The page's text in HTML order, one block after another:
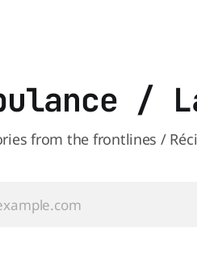
/
from the frontlines /